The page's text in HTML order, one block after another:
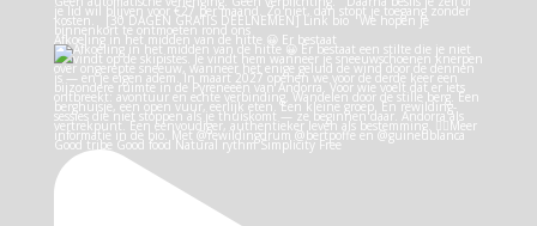
Afkoeling in het midden van de hitte 😀 Er bestaat
Good tribe Good food Natural rythm Simplicity Free